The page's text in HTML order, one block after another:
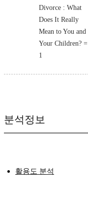
Divorce : What
Does It Really
Mean to You and
Your Children? =
1
분석정보
활용도 분석